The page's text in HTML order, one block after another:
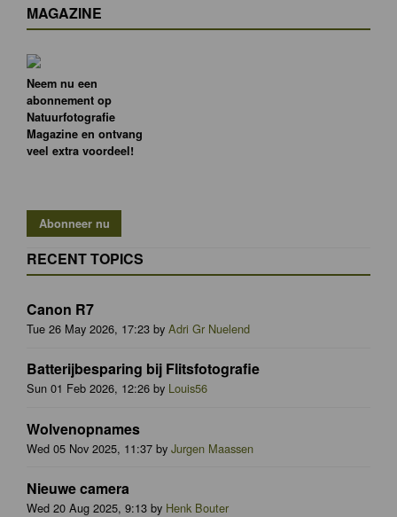
MAGAZINE
Neem nu een
abonnement op
Natuurfotografie
Magazine en ontvang
veel extra voordeel!
RECENT TOPICS
Canon R7
Tue 26 May 2026, 17:23 by Adri Gr Nuelend
Batterijbesparing bij Flitsfotografie
Sun 01 Feb 2026, 12:26 by Louis56
Wolvenopnames
Wed 05 Nov 2025, 11:37 by Jurgen Maassen
Nieuwe camera
Wed 20 Aug 2025, 9:13 by Henk Bouter